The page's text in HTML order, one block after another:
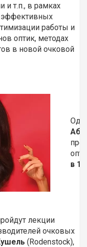
и т.п., в рамках
эффективных
работы и
оптик, методах
в новой очковой
в
лекции
очковых
(Rodenstock),